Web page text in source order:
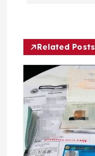
航
Related Posts